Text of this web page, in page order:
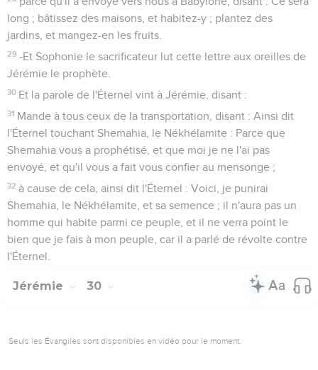
long ; bâtissez des maisons, et habitez-y ; plantez des
jardins, et mangez-en les fruits.
29 -Et Sophonie le sacrificateur lut cette lettre aux oreilles de
Jérémie le prophète.
30 Et la parole de l'Éternel vint à Jérémie, disant :
31 Mande à tous ceux de la transportation, disant : Ainsi dit
l'Éternel touchant Shemahia, le Nékhélamite : Parce que
Shemahia vous a prophétisé, et que moi je ne l'ai pas
envoyé, et qu'il vous a fait vous confier au mensonge ;
32 à cause de cela, ainsi dit l'Éternel : Voici, je punirai
Shemahia, le Nékhélamite, et sa semence ; il n'aura pas un
homme qui habite parmi ce peuple, et il ne verra point le
bien que je fais à mon peuple, car il a parlé de révolte contre
l'Éternel.
Jérémie 30
Seuls les Évangiles sont disponibles en vidéo pour le moment.